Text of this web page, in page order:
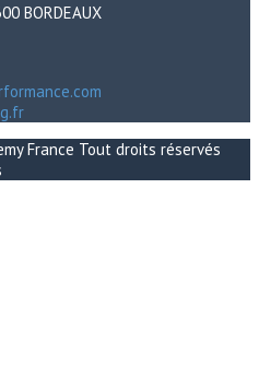
BORDEAUX
France Tout droits réservés